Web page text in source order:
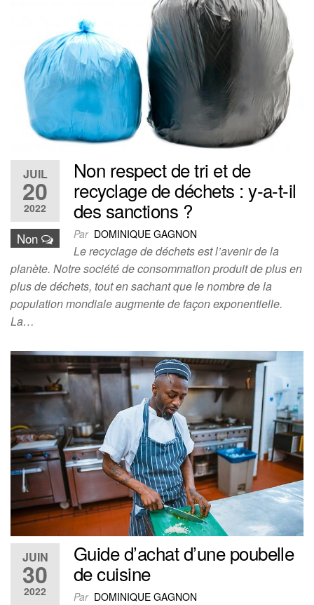
JUIL
20
2022
Non
Non respect de tri et de
recyclage de déchets : y-a-t-il
des sanctions ?
Par DOMINIQUE GAGNON
Le recyclage de déchets est l’avenir de la
planète. Notre société de consommation produit de plus en
plus de déchets, tout en sachant que le nombre de la
population mondiale augmente de façon exponentielle.
La…
JUIN
30
2022
Guide d’achat d’une poubelle
de cuisine
Par DOMINIQUE GAGNON